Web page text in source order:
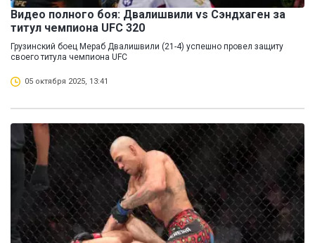
Видео полного боя: Двалишвили vs Сэндхаген за
титул чемпиона UFC 320
Грузинский боец Мераб Двалишвили (21-4) успешно провел защиту
своего титула чемпиона UFC
05 октября 2025, 13:41